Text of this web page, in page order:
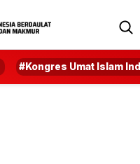
#Kongres Umat Islam